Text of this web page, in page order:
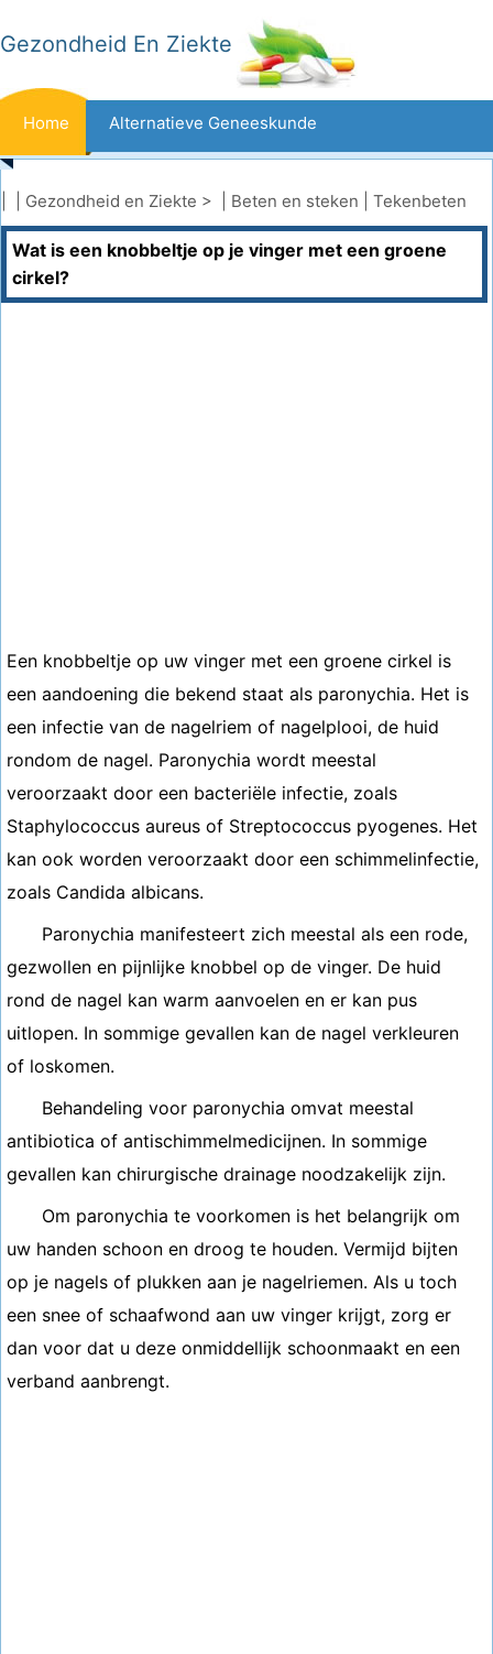
Gezondheid En Ziekte
Home Alternatieve Geneeskunde
Beten En Steken Kanker
Aandoeningen En Behandelingen Mond- En Tandzorg
Gezondheid en Ziekte > | Beten en steken Tekenbeten
Wat is een knobbeltje op je vinger met een groene
cirkel?
Een knobbeltje op uw vinger met een groene cirkel is
een aandoening die bekend staat als paronychia. Het is
een infectie van de nagelriem of nagelplooi, de huid
rondom de nagel. Paronychia wordt meestal
veroorzaakt door een bacteriële infectie, zoals
Staphylococcus aureus of Streptococcus pyogenes. Het
kan ook worden veroorzaakt door een schimmelinfectie,
zoals Candida albicans.
Paronychia manifesteert zich meestal als een rode,
gezwollen en pijnlijke knobbel op de vinger. De huid
rond de nagel kan warm aanvoelen en er kan pus
uitlopen. In sommige gevallen kan de nagel verkleuren
of loskomen.
Behandeling voor paronychia omvat meestal
antibiotica of antischimmelmedicijnen. In sommige
gevallen kan chirurgische drainage noodzakelijk zijn.
Om paronychia te voorkomen is het belangrijk om
uw handen schoon en droog te houden. Vermijd bijten
op je nagels of plukken aan je nagelriemen. Als u toch
een snee of schaafwond aan uw vinger krijgt, zorg er
dan voor dat u deze onmiddellijk schoonmaakt en een
verband aanbrengt.